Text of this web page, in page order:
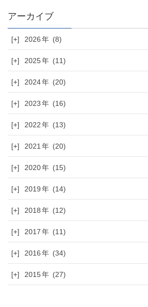
[+] 2026 (8)
[+] 2025 (11)
[+] 2024 (20)
[+] 2023 (16)
[+] 2022 (13)
[+] 2021 (20)
[+] 2020 (15)
[+] 2019 (14)
[+] 2018 (12)
[+] 2017 (11)
[+] 2016 (34)
[+] 2015 (27)